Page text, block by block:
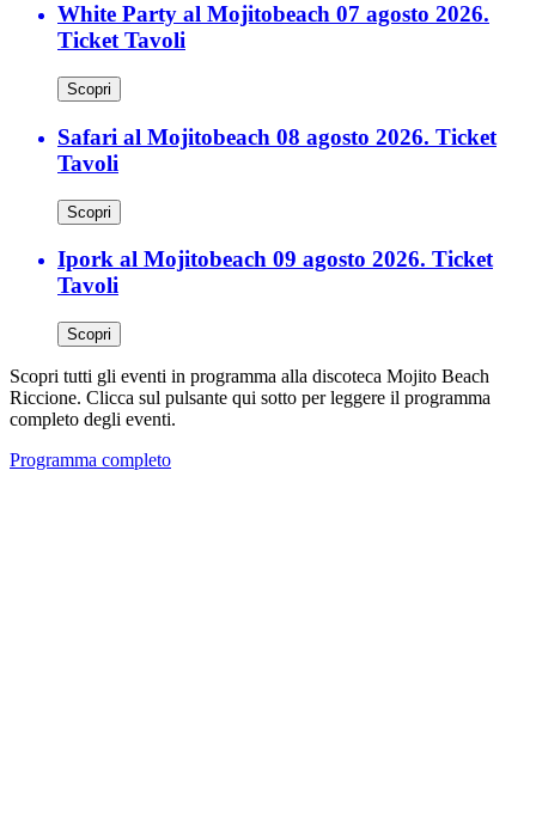
White Party al Mojitobeach 07 agosto 2026.
Ticket Tavoli
Scopri
Safari al Mojitobeach 08 agosto 2026. Ticket
Tavoli
Scopri
Ipork al Mojitobeach 09 agosto 2026. Ticket
Tavoli
Scopri
Scopri tutti gli eventi in programma alla discoteca Mojito Beach
Riccione. Clicca sul pulsante qui sotto per leggere il programma
completo degli eventi.
Programma completo